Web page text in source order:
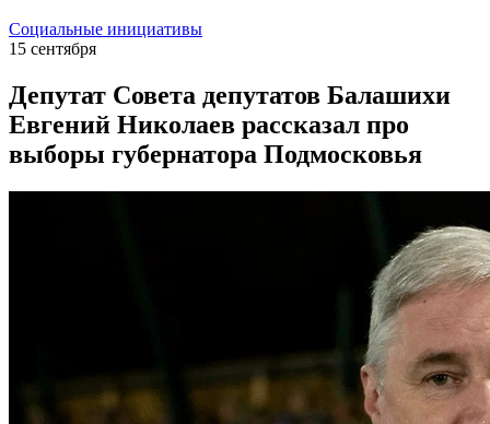
Социальные инициативы
15 сентября
Депутат Совета депутатов Балашихи
Евгений Николаев рассказал про
выборы губернатора Подмосковья